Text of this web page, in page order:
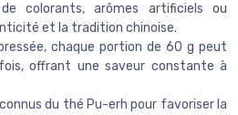
colorants, arômes artificiels ou
et la tradition chinoise.
chaque portion de 60 g peut
offrant une saveur constante à
du thé Pu-erh pour favoriser la